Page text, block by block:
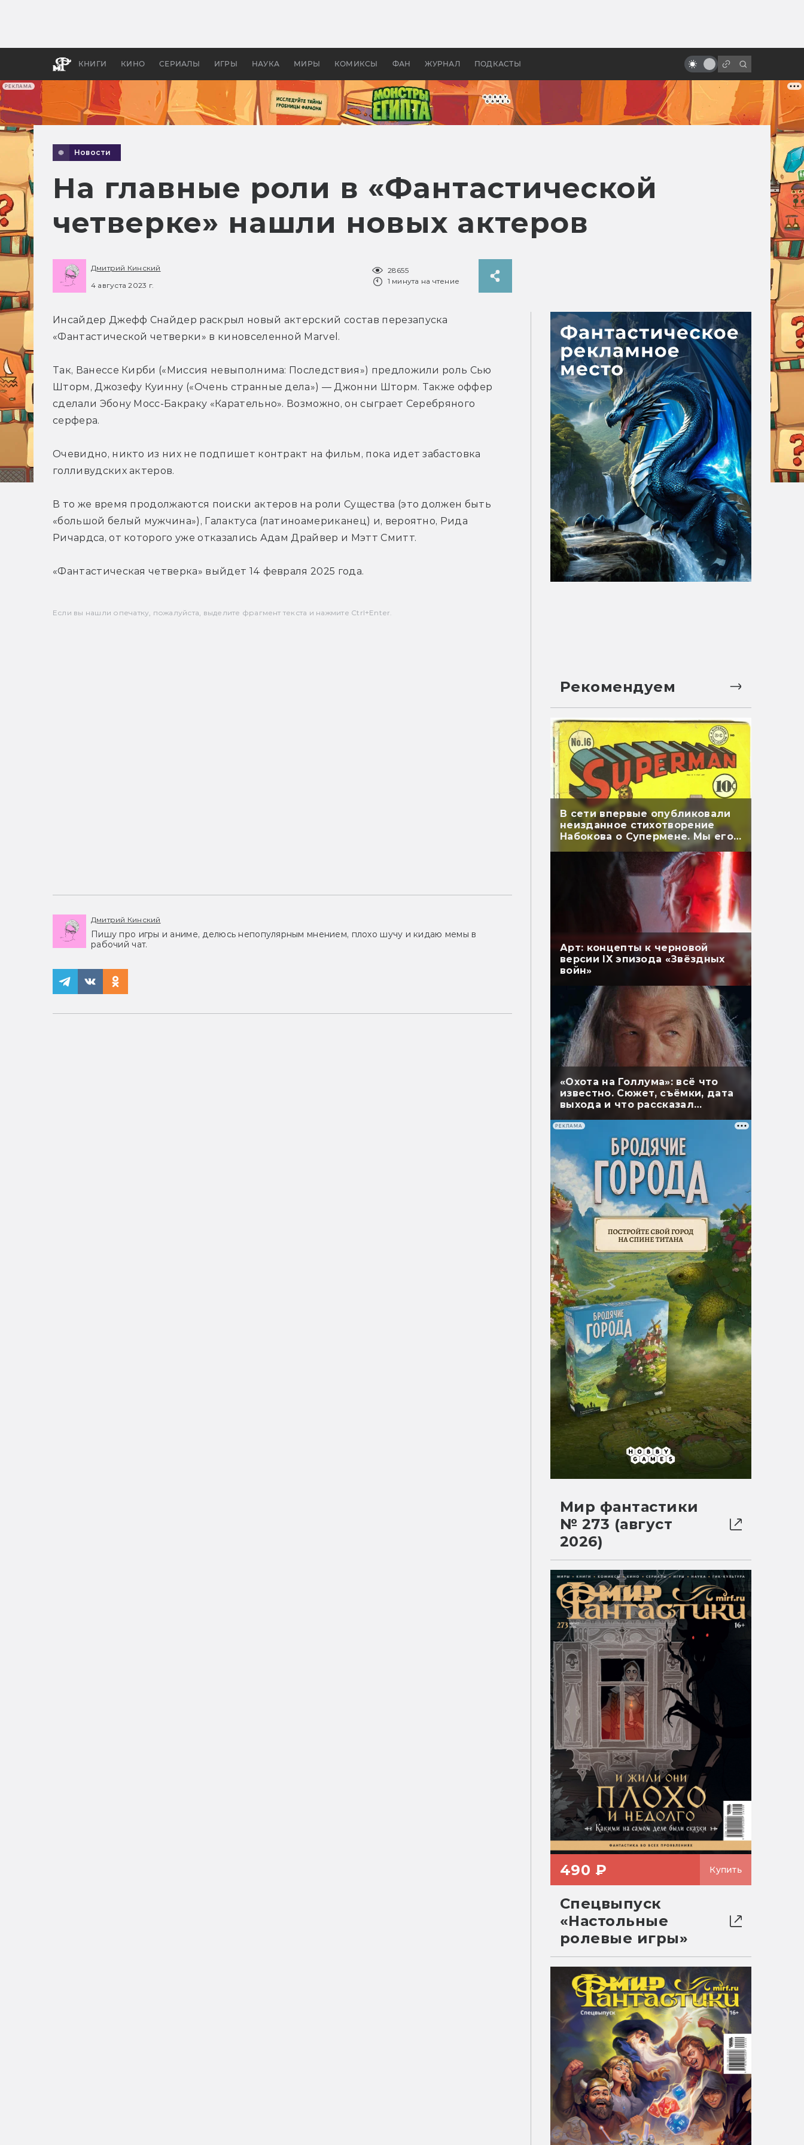
РЕКЛАМА
КНИГИ КИНО СЕРИАЛЫ ИГРЫ НАУКА МИРЫ КОМИКСЫ ФАН ЖУРНАЛ ПОДКАСТЫ
апокалипсис, в России —
бы «Властелина колец»
всего остального фильма
Новости
На главные роли в «Фантастической
четверке» нашли новых актеров
Дмитрий Кинский
4 августа 2023 г.
28655
1 минута на чтение
Инсайдер Джефф Снайдер раскрыл новый актерский состав перезапуска
«Фантастической четверки» в киновселенной Marvel.
Так, Ванессе Кирби («Миссия невыполнима: Последствия») предложили роль Сью
Шторм, Джозефу Куинну («Очень странные дела») — Джонни Шторм. Также оффер
сделали Эбону Мосс-Бакраку «Карательно». Возможно, он сыграет Серебряного
серфера.
Очевидно, никто из них не подпишет контракт на фильм, пока идет забастовка
голливудских актеров.
В то же время продолжаются поиски актеров на роли Существа (это должен быть
«большой белый мужчина»), Галактуса (латиноамериканец) и, вероятно, Рида
Ричардса, от которого уже отказались Адам Драйвер и Мэтт Смитт.
«Фантастическая четверка» выйдет 14 февраля 2025 года.
Если вы нашли опечатку, пожалуйста, выделите фрагмент текста и нажмите Ctrl+Enter.
Дмитрий Кинский
Пишу про игры и аниме, делюсь непопулярным мнением, плохо шучу и кидаю мемы в
рабочий чат.
Рекомендуем
В сети впервые опубликовали
неизданное стихотворение
Набокова о Супермене. Мы его
перевели
Арт: концепты к черновой
версии IX эпизода «Звёздных
войн»
«Охота на Голлума»: всё что
известно. Сюжет, съёмки, дата
выхода и что рассказал
РЕКЛАМА
Мир фантастики
№ 273 (август
2026)
490 ₽ Купить
Спецвыпуск
«Настольные
ролевые игры»